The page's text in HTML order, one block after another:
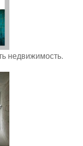
недвижимость.